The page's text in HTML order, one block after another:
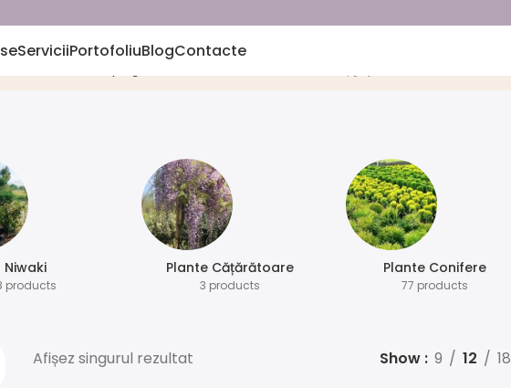
ServiciiPortofoliuBlogContacte
⁠Niwaki
products
Plante Cățărătoare
3 products
Plante Conifere
77 products
Afișez singurul rezultat Show 9 12 18